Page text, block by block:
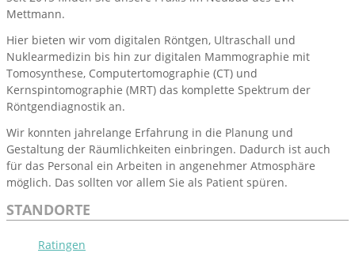
Mettmann.
Hier bieten wir vom digitalen Röntgen, Ultraschall und
Nuklearmedizin bis hin zur digitalen Mammographie mit
Tomosynthese, Computertomographie (CT) und
Kernspintomographie (MRT) das komplette Spektrum der
Röntgendiagnostik an.
Wir konnten jahrelange Erfahrung in die Planung und
Gestaltung der Räumlichkeiten einbringen. Dadurch ist auch
für das Personal ein Arbeiten in angenehmer Atmosphäre
möglich. Das sollten vor allem Sie als Patient spüren.
STANDORTE
Ratingen